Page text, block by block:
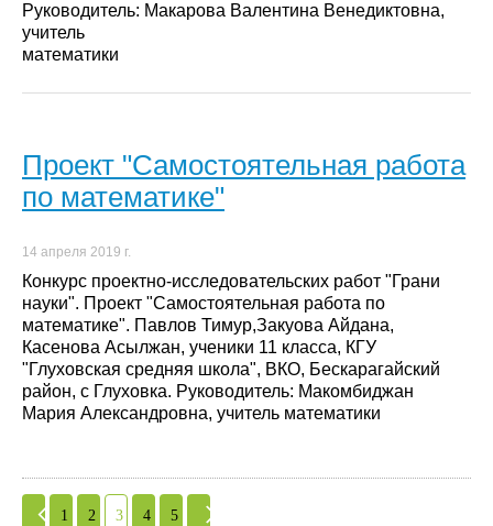
Руководитель: Макарова Валентина Венедиктовна,
учитель
математики
Проект "Самостоятельная работа
по математике"
14 апреля 2019 г.
Конкурс проектно-исследовательских работ "Грани
науки". Проект "Самостоятельная работа по
математике". Павлов Тимур,Закуова Айдана,
Касенова Асылжан, ученики 11 класса, КГУ
"Глуховская средняя школа", ВКО, Бескарагайский
район, с Глуховка. Руководитель: Макомбиджан
Мария Александровна, учитель математики
1 2 3 4 5